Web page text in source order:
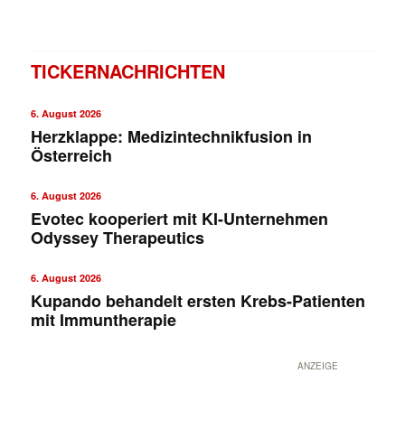
TICKERNACHRICHTEN
6. August 2026
Herzklappe: Medizintechnikfusion in
Österreich
6. August 2026
Evotec kooperiert mit KI-Unternehmen
Odyssey Therapeutics
6. August 2026
Kupando behandelt ersten Krebs-Patienten
mit Immuntherapie
ANZEIGE